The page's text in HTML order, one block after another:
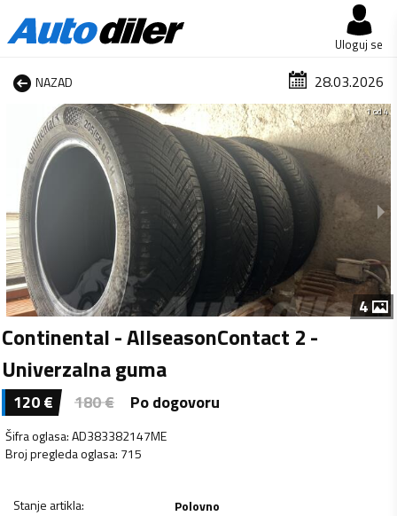
Uloguj se
NAZAD 28.03.2026
1 od 4
4
Continental - AllseasonContact 2 -
Univerzalna guma
120€ 180€ Po dogovoru
Šifra oglasa:AD383382147ME
Broj pregleda oglasa: 715
Stanje artikla:
Polovno